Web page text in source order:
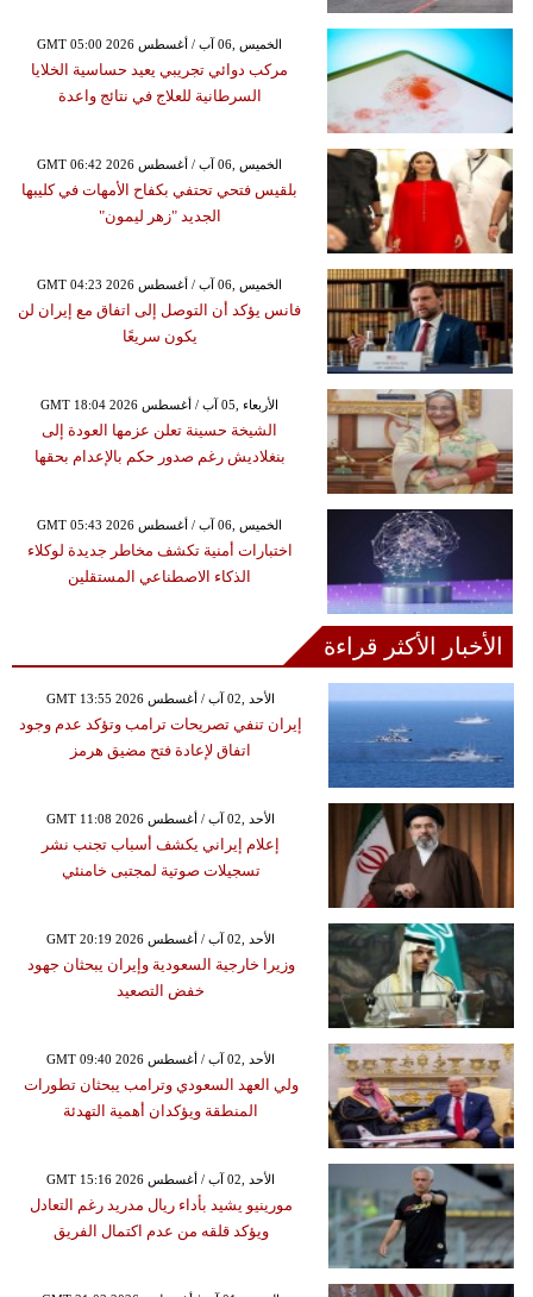
GMT 05:00 2026 الخميس ,06 آب / أغسطس
مركب دوائي تجريبي يعيد حساسية الخلايا
السرطانية للعلاج في نتائج واعدة
GMT 06:42 2026 الخميس ,06 آب / أغسطس
بلقيس فتحي تحتفي بكفاح الأمهات في كليبها
الجديد "زهر ليمون"
GMT 04:23 2026 الخميس ,06 آب / أغسطس
فانس يؤكد أن التوصل إلى اتفاق مع إيران لن
يكون سريعًا
GMT 18:04 2026 الأربعاء ,05 آب / أغسطس
الشيخة حسينة تعلن عزمها العودة إلى
بنغلاديش رغم صدور حكم بالإعدام بحقها
GMT 05:43 2026 الخميس ,06 آب / أغسطس
اختبارات أمنية تكشف مخاطر جديدة لوكلاء
الذكاء الاصطناعي المستقلين
الأخبار الأكثر قراءة
GMT 13:55 2026 الأحد ,02 آب / أغسطس
إيران تنفي تصريحات ترامب وتؤكد عدم وجود
اتفاق لإعادة فتح مضيق هرمز
GMT 11:08 2026 الأحد ,02 آب / أغسطس
إعلام إيراني يكشف أسباب تجنب نشر
تسجيلات صوتية لمجتبى خامنئي
GMT 20:19 2026 الأحد ,02 آب / أغسطس
وزيرا خارجية السعودية وإيران يبحثان جهود
خفض التصعيد
GMT 09:40 2026 الأحد ,02 آب / أغسطس
ولي العهد السعودي وترامب يبحثان تطورات
المنطقة ويؤكدان أهمية التهدئة
GMT 15:16 2026 الأحد ,02 آب / أغسطس
مورينيو يشيد بأداء ريال مدريد رغم التعادل
ويؤكد قلقه من عدم اكتمال الفريق